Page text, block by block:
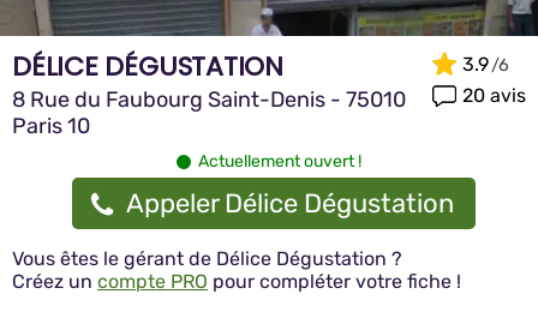
DÉLICE DÉGUSTATION
8 Rue du Faubourg Saint-Denis - 75010
Paris 10
3.9
20 avis
Actuellement ouvert !
Appeler Délice Dégustation
Vous êtes le gérant de Délice Dégustation ?
Créez un compte PRO pour compléter votre fiche !